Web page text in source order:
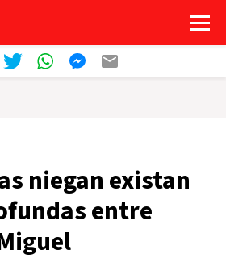
niegan existan
entre